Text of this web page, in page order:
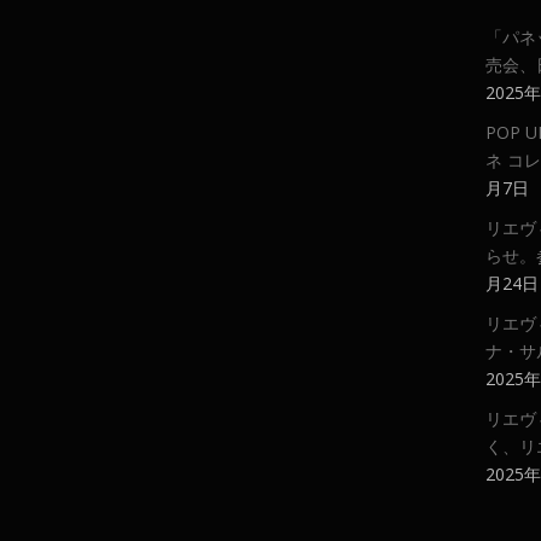
「パ
売会、
2025
POP
ネ コ
月7日
リエ
らせ
月24日
リエ
ナ・サ
2025
リエ
く、
2025